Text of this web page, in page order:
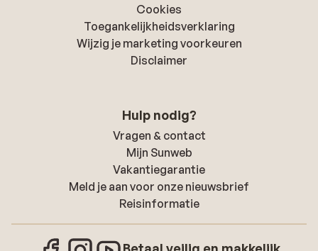
Cookies
Toegankelijkheidsverklaring
Wijzig je marketing voorkeuren
Disclaimer
Hulp nodig?
Vragen & contact
Mijn Sunweb
Vakantiegarantie
Meld je aan voor onze nieuwsbrief
Reisinformatie